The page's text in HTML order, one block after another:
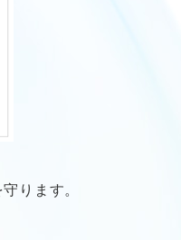
ります。